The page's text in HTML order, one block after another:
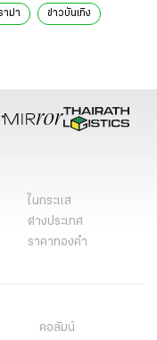
าม่า ข่าวบันเทิง
ในกระแส
ต่างประเทศ
ราคาทองคำ
คอลัมน์